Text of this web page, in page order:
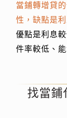
當鋪轉增貸
性，缺點是
優點是利息
件率較低、
找當鋪